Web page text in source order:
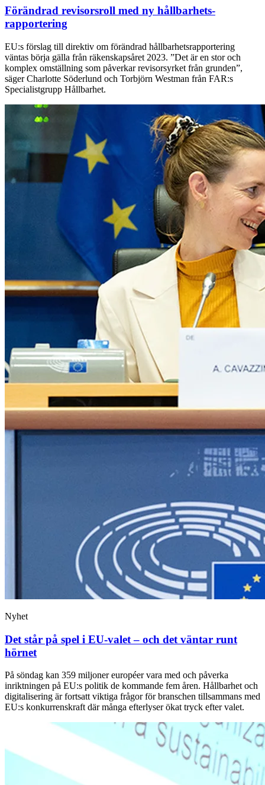
Förändrad revisorsroll med ny hållbarhets­
rapportering
EU:s förslag till direktiv om förändrad hållbarhetsrapportering
väntas börja gälla från räkenskapsåret 2023. ”Det är en stor och
komplex omställning som påverkar revisorsyrket från grunden”,
säger Charlotte Söderlund och Torbjörn Westman från FAR:s
Specialistgrupp Hållbarhet.
Nyhet
Det står på spel i EU-valet – och det väntar runt
hörnet
På söndag kan 359 miljoner européer vara med och påverka
inriktningen på EU:s politik de kommande fem åren. Hållbarhet och
digitalisering är fortsatt viktiga frågor för branschen tillsammans med
EU:s konkurrenskraft där många efterlyser ökat tryck efter valet.